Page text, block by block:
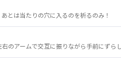
とは当たりの穴に入るのを祈るのみ！
のアームで交互に振りながら手前にずら